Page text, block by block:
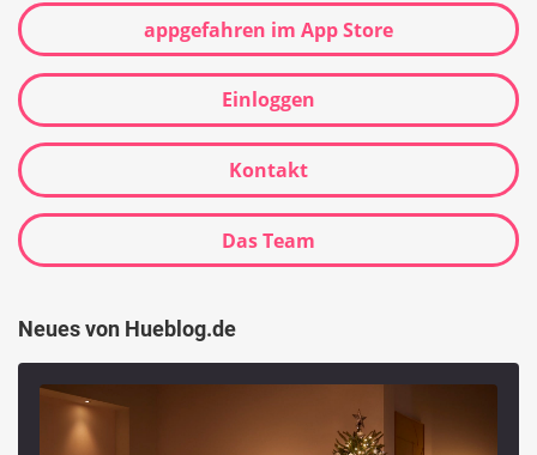
appgefahren im App Store
Einloggen
Kontakt
Das Team
Neues von Hueblog.de